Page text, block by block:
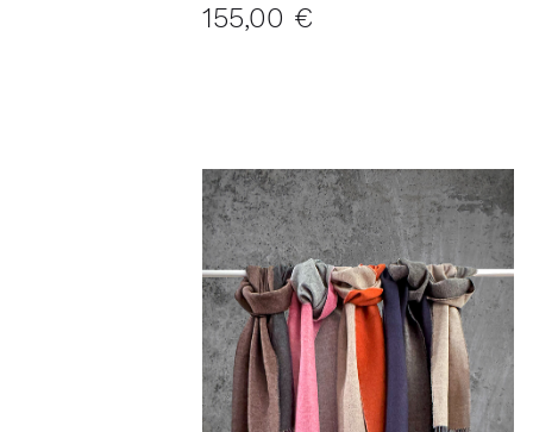
155,00 €